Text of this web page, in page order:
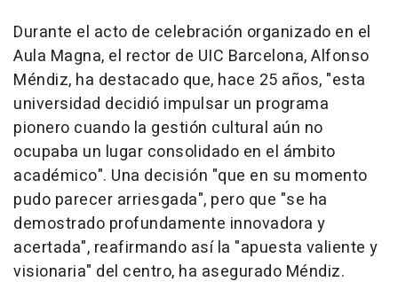
Durante el acto de celebración organizado en el
Aula Magna, el rector de UIC Barcelona, Alfonso
Méndiz, ha destacado que, hace 25 años, "esta
universidad decidió impulsar un programa
pionero cuando la gestión cultural aún no
ocupaba un lugar consolidado en el ámbito
académico". Una decisión "que en su momento
pudo parecer arriesgada", pero que "se ha
demostrado profundamente innovadora y
acertada", reafirmando así la "apuesta valiente y
visionaria" del centro, ha asegurado Méndiz.